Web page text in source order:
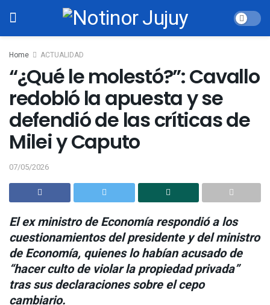
Home ACTUALIDAD
“¿Qué le molestó?”: Cavallo
redobló la apuesta y se
defendió de las críticas de
Milei y Caputo
07/05/2026
El ex ministro de Economía respondió a los
cuestionamientos del presidente y del ministro
de Economía, quienes lo habían acusado de
“hacer culto de violar la propiedad privada”
tras sus declaraciones sobre el cepo
cambiario.